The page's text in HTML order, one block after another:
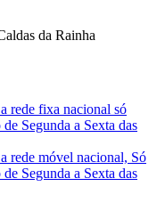
da Rainha
rede fixa nacional só
Segunda a Sexta das
rede móvel nacional, Só
Segunda a Sexta das